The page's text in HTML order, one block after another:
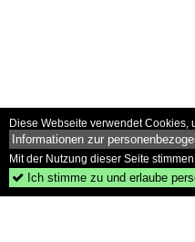
Diese Webseite verwendet
Informationen zur
Mit der Nutzung dieser Seite
 Ich stimme zu und erlaube